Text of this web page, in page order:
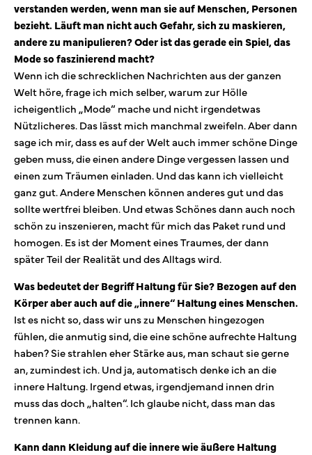
verstanden werden, wenn man sie auf Menschen, Personen
bezieht. Läuft man nicht auch Gefahr, sich zu maskieren,
andere zu manipulieren? Oder ist das gerade ein Spiel, das
Mode so faszinierend macht?
Wenn ich die schrecklichen Nachrichten aus der ganzen
Welt höre, frage ich mich selber, warum zur Hölle
icheigentlich „Mode“ mache und nicht irgendetwas
Nützlicheres. Das lässt mich manchmal zweifeln. Aber dann
sage ich mir, dass es auf der Welt auch immer schöne Dinge
geben muss, die einen andere Dinge vergessen lassen und
einen zum Träumen einladen. Und das kann ich vielleicht
ganz gut. Andere Menschen können anderes gut und das
sollte wertfrei bleiben. Und etwas Schönes dann auch noch
schön zu inszenieren, macht für mich das Paket rund und
homogen. Es ist der Moment eines Traumes, der dann
später Teil der Realität und des Alltags wird.
Was bedeutet der Begriff Haltung für Sie? Bezogen auf den
Körper aber auch auf die „innere“ Haltung eines Menschen.
Ist es nicht so, dass wir uns zu Menschen hingezogen
fühlen, die anmutig sind, die eine schöne aufrechte Haltung
haben? Sie strahlen eher Stärke aus, man schaut sie gerne
an, zumindest ich. Und ja, automatisch denke ich an die
innere Haltung. Irgend etwas, irgendjemand innen drin
muss das doch „halten“. Ich glaube nicht, dass man das
trennen kann.
Kann dann Kleidung auf die innere wie äußere Haltung